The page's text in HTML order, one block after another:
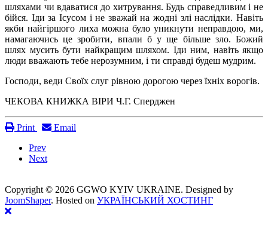
шляхами чи вдаватися до хитрування. Будь справедливим і не
бійся. Іди за Ісусом і не зважай на жодні злі наслідки. Навіть
якби найгіршого лиха можна було уникнути неправдою, ми,
намагаючись це зробити, впали б у ще більше зло. Божий
шлях мусить бути найкращим шляхом. Іди ним, навіть якщо
люди вважають тебе нерозумним, і ти справді будеш мудрим.
Господи, веди Своїх слуг рівною дорогою через їхніх ворогів.
ЧЕКОВА КНИЖКА ВІРИ Ч.Г. Сперджен
Print
Email
Prev
Next
Copyright © 2026 GGWO KYIV UKRAINE. Designed by
JoomShaper. Hosted on УКРАЇНСЬКИЙ ХОСТИНГ